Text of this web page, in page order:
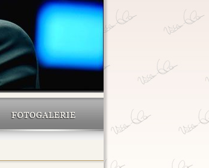
FOTOGALERIE